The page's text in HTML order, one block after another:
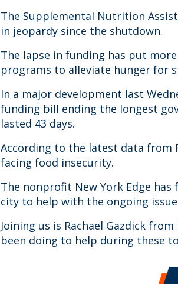
The Supplemental Nutrition
in jeopardy since the shutdown.
The lapse in funding has put
programs to alleviate hunger for
In a major development last
funding bill ending the longest
lasted 43 days.
According to the latest data from
facing food insecurity.
The nonprofit New York Edge
city to help with the ongoing
Joining us is Rachael Gazdick
been doing to help during these